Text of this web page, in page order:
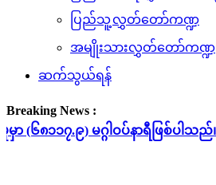
ပြည်သူ့လွှတ်တော်ကဏ္ဍ
အမျိုးသားလွှတ်တော်ကဏ္ဍ
ဆက်သွယ်ရန်
Breaking News :
ဝပ်နာရီဖြစ်ပါသည်။